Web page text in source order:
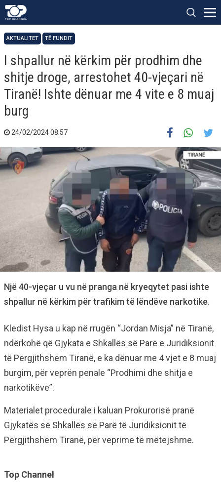
AKTUALITET TË FUNDIT
I shpallur në kërkim për prodhim dhe
shitje droge, arrestohet 40-vjeçari në
Tiranë! Ishte dënuar me 4 vite e 8 muaj
burg
24/02/2024 08:57
Një 40-vjeçar u vu në pranga në kryeqytet pasi ishte
shpallur në kërkim për trafikim të lëndëve narkotike.
Kledist Hysa u kap në rrugën “Jordan Misja” në Tiranë,
ndërkohë që Gjykata e Shkallës së Parë e Juridiksionit
të Përgjithshëm Tiranë, e ka dënuar me 4 vjet e 8 muaj
burgim, për veprën penale “Prodhimi dhe shitja e
narkotikëve”.
Materialet procedurale i kaluan Prokurorisë pranë
Gjykatës së Shkallës së Parë të Juridiksionit të
Përgjithshëm Tiranë, për veprime të mëtejshme.
Top Channel